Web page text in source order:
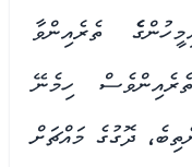
ތެރެއިންވާ
ހިމެނޭ
ދޮގުގެ މައްޗަށް